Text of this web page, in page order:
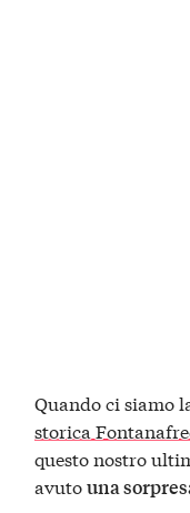
Quando ci siamo
storica
questo nostro
avutouna